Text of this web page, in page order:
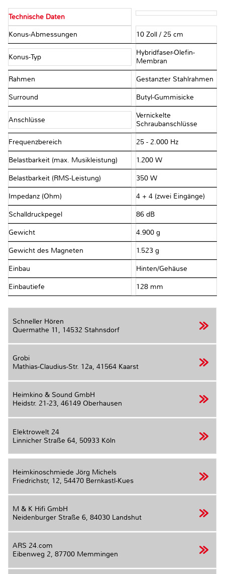
Technische Daten
Konus-Abmessungen 10 Zoll / 25 cm
Konus-Typ
Hybridfaser-Olefin-
Membran
Rahmen Gestanzter Stahlrahmen
Surround Butyl-Gummisicke
Anschlüsse
Vernickelte
Schraubanschlüsse
Frequenzbereich 25 - 2.000 Hz
Belastbarkeit (max. Musikleistung) 1.200 W
Belastbarkeit (RMS-Leistung) 350 W
Impedanz (Ohm) 4 + 4 (zwei Eingänge)
Schalldruckpegel 86 dB
Gewicht 4.900 g
Gewicht des Magneten 1.523 g
Einbau Hinten/Gehäuse
Einbautiefe 128 mm
Schneller Hören
Quermathe 11, 14532 Stahnsdorf
Grobi
Mathias-Claudius-Str. 12a, 41564 Kaarst
Heimkino & Sound GmbH
Heidstr. 21-23, 46149 Oberhausen
Elektrowelt 24
Linnicher Straße 64, 50933 Köln
Heimkinoschmiede Jörg Michels
Friedrichstr, 12, 54470 Bernkastl-Kues
M & K Hifi GmbH
Neidenburger Straße 6, 84030 Landshut
ARS 24.com
Eibenweg 2, 87700 Memmingen